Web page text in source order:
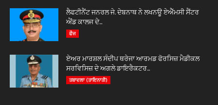
ਲੈਫਟੀਨੈਂਟ ਜਨਰਲ ਜੇ. ਦੇਬਨਾਥ ਨੇ ਲਖਨਊ ਏਐੱਮਸੀ ਸੈਂਟਰ
ਐਂਡ ਕਾਲਜ ਦੇ...
ਫੌਜ
ਏਅਰ ਮਾਰਸ਼ਲ ਸੰਦੀਪ ਥਰੇਜਾ ਆਰਮਡ ਫੋਰਸਿਜ਼ ਮੈਡੀਕਲ
ਸਰਵਿਸਿਜ਼ ਦੇ ਅਗਲੇ ਡਾਇਰੈਕਟਰ...
ਤਬਾਦਲਾ (ਤਾਇਨਾਤੀ)